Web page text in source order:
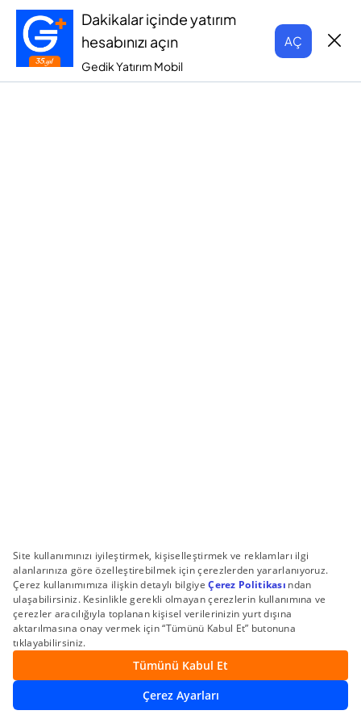
Dakikalar içinde yatırım
hesabınızı açın
Gedik Yatırım Mobil
AÇ